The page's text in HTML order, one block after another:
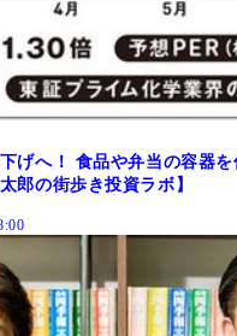
げへ！ 食品や弁当の容器
郎の街歩き投資ラボ】